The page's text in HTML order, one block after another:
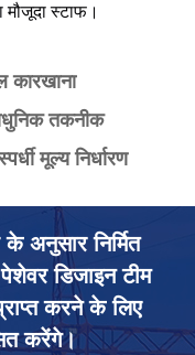
स्टाफ।
कारखाना
तकनीक
मूल्य निर्धारण
अनुसार निर्मित
डिजाइन टीम
करने के लिए
करेंगे।